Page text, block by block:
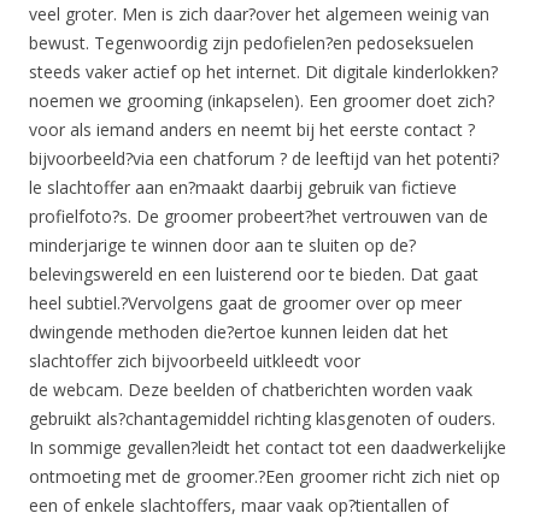
veel groter. Men is zich daar?over het algemeen weinig van
bewust. Tegenwoordig zijn pedofielen?en pedoseksuelen
steeds vaker actief op het internet. Dit digitale kinderlokken?
noemen we grooming (inkapselen). Een groomer doet zich?
voor als iemand anders en neemt bij het eerste contact ?
bijvoorbeeld?via een chatforum ? de leeftijd van het potenti?
le slachtoffer aan en?maakt daarbij gebruik van fictieve
profielfoto?s. De groomer probeert?het vertrouwen van de
minderjarige te winnen door aan te sluiten op de?
belevingswereld en een luisterend oor te bieden. Dat gaat
heel subtiel.?Vervolgens gaat de groomer over op meer
dwingende methoden die?ertoe kunnen leiden dat het
slachtoffer zich bijvoorbeeld uitkleedt voor
de webcam. Deze beelden of chatberichten worden vaak
gebruikt als?chantagemiddel richting klasgenoten of ouders.
In sommige gevallen?leidt het contact tot een daadwerkelijke
ontmoeting met de groomer.?Een groomer richt zich niet op
een of enkele slachtoffers, maar vaak op?tientallen of